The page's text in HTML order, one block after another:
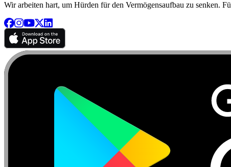
Wir arbeiten hart, um Hürden für den Vermögensaufbau zu senken.